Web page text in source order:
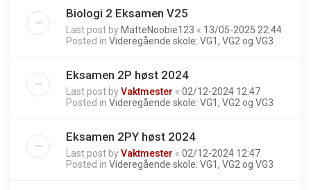
Biologi 2 Eksamen V25
Last post by MatteNoobie123 « 13/05-2025 22:44
Posted in Videregående skole: VG1, VG2 og VG3
Eksamen 2P høst 2024
Last post byVaktmester « 02/12-2024 12:47
Posted in Videregående skole: VG1, VG2 og VG3
Eksamen 2PY høst 2024
Last post byVaktmester « 02/12-2024 12:47
Posted in Videregående skole: VG1, VG2 og VG3